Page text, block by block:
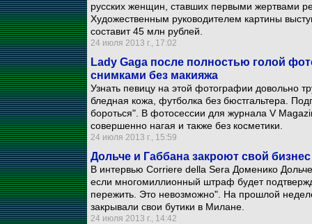
русских женщин, ставших первыми жертвами
Художественным руководителем картины
составит 45 млн рублей.
24 июля 2013 г., 17:02
Lady Gaga после полностью голой
снимками без макияжа
Узнать певицу на этой фотографии довольно
бледная кожа, футболка без бюстгальтера.
бороться". В фотосессии для журнала V
совершенно нагая и также без косметики.
24 июля 2013 г., 15:59
Дольче и Габбана закроют свой
В интервью Corriere della Sera Доменико
если многомиллионный штраф будет
пережить. Это невозможно". На прошлой
закрывали свои бутики в Милане.
24 июля 2013 г., 14:42